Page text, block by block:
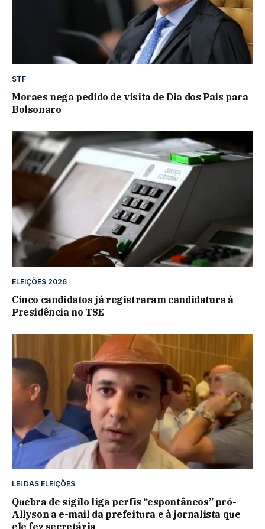
STF
Moraes nega pedido de visita de Dia dos Pais para
Bolsonaro
ELEIÇÕES 2026
Cinco candidatos já registraram candidatura à
Presidência no TSE
LEI DAS ELEIÇÕES
Quebra de sigilo liga perfis “espontâneos” pró-
Allyson a e-mail da prefeitura e à jornalista que
ele fez secretária